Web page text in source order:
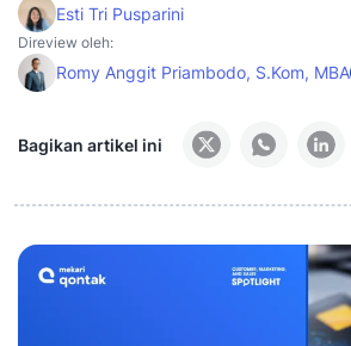
Esti Tri Pusparini
Direview oleh:
Romy Anggit Priambodo, S.Kom, MBA
Bagikan artikel ini